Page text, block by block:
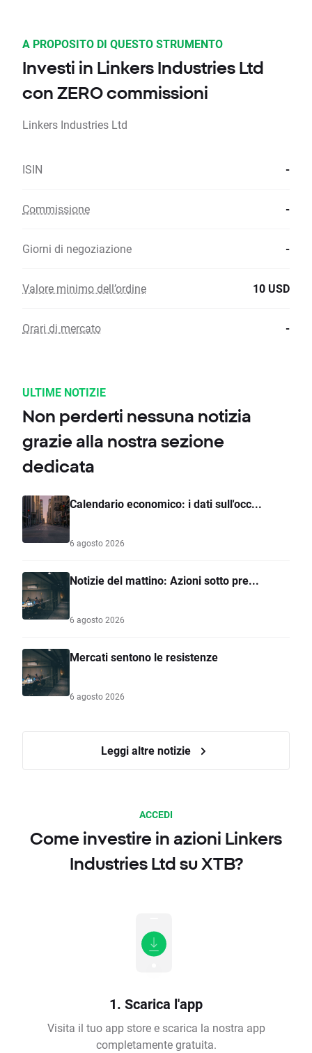
A PROPOSITO DI QUESTO STRUMENTO
Investi in Linkers Industries Ltd
con ZERO commissioni
Linkers Industries Ltd
ISIN -
Commissione -
Giorni di negoziazione -
Valore minimo dell’ordine 10 USD
Orari di mercato -
ULTIME NOTIZIE
Non perderti nessuna notizia
grazie alla nostra sezione
dedicata
Calendario economico: i dati sull'occ...
6 agosto 2026
Notizie del mattino: Azioni sotto pre...
6 agosto 2026
Mercati sentono le resistenze
6 agosto 2026
Leggi altre notizie
ACCEDI
Come investire in azioni Linkers
Industries Ltd su XTB?
1. Scarica l'app
Visita il tuo app store e scarica la nostra app
completamente gratuita.